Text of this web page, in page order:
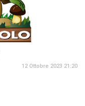
12 Ottobre 2023 21:20